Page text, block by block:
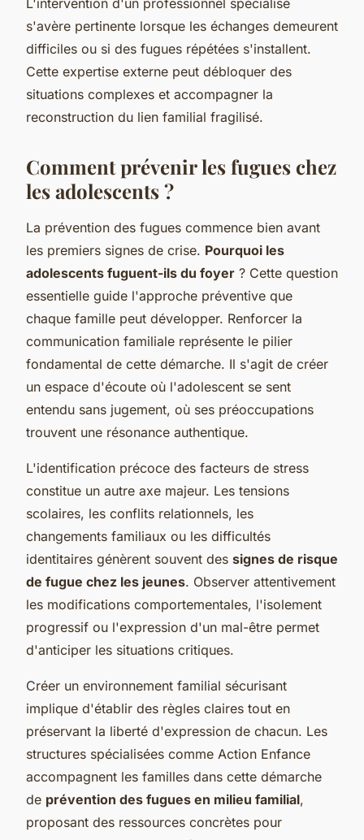
s'avère pertinente lorsque les échanges demeurent
difficiles ou si des fugues répétées s'installent.
Cette expertise externe peut débloquer des
situations complexes et accompagner la
reconstruction du lien familial fragilisé.
Comment prévenir les fugues chez
les adolescents ?
La prévention des fugues commence bien avant
les premiers signes de crise. Pourquoi les
adolescents fuguent-ils du foyer ? Cette question
essentielle guide l'approche préventive que
chaque famille peut développer. Renforcer la
communication familiale représente le pilier
fondamental de cette démarche. Il s'agit de créer
un espace d'écoute où l'adolescent se sent
entendu sans jugement, où ses préoccupations
trouvent une résonance authentique.
L'identification précoce des facteurs de stress
constitue un autre axe majeur. Les tensions
scolaires, les conflits relationnels, les
changements familiaux ou les difficultés
identitaires génèrent souvent des signes de risque
de fugue chez les jeunes. Observer attentivement
les modifications comportementales, l'isolement
progressif ou l'expression d'un mal-être permet
d'anticiper les situations critiques.
Créer un environnement familial sécurisant
implique d'établir des règles claires tout en
préservant la liberté d'expression de chacun. Les
structures spécialisées comme Action Enfance
accompagnent les familles dans cette démarche
de prévention des fugues en milieu familial,
proposant des ressources concrètes pour